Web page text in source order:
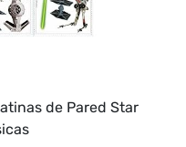
de Pared Star